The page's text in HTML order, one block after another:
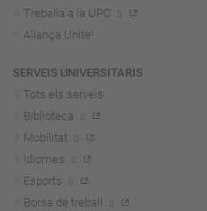
Treballa a la UPC
Aliança Unite!
SERVEIS UNIVERSITARIS
Tots els serveis
Biblioteca
Mobilitat
Idiomes
Esports
Borsa de treball